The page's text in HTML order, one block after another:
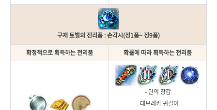
구재 토벌의 전리품 : 손각시(정1품~ 정9품)
확정적으로 획득하는 전리품
확률에 따라 획득하는 전리품
- 단의 장갑
- 데보레카 귀걸이